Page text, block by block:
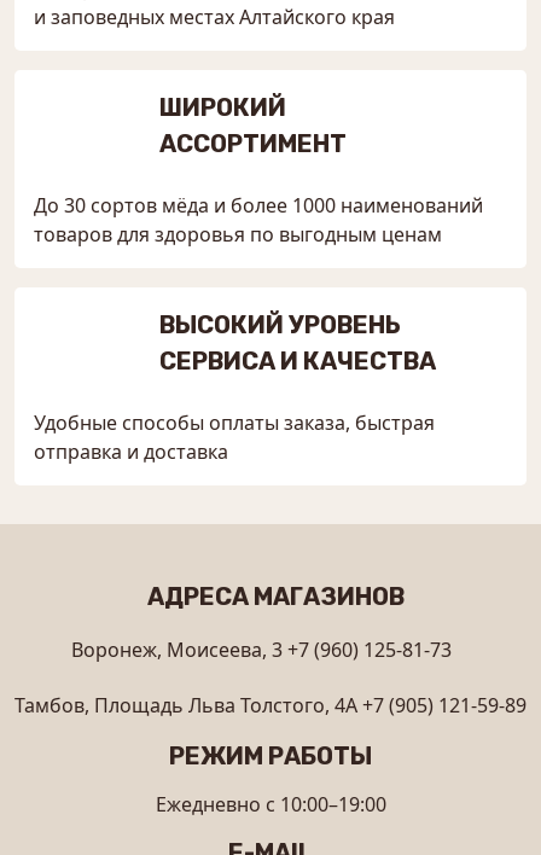
и заповедных местах Алтайского края
ШИРОКИЙ
АССОРТИМЕНТ
До 30 сортов мёда и более 1000 наименований
товаров для здоровья по выгодным ценам
ВЫСОКИЙ УРОВЕНЬ
СЕРВИСА И КАЧЕСТВА
Удобные способы оплаты заказа, быстрая
отправка и доставка
АДРЕСА МАГАЗИНОВ
Воронеж, Моисеева, 3+7 (960) 125-81-73
Тамбов, Площадь Льва Толстого, 4А+7 (905) 121-59-89
РЕЖИМ РАБОТЫ
Ежедневно с 10:00–19:00